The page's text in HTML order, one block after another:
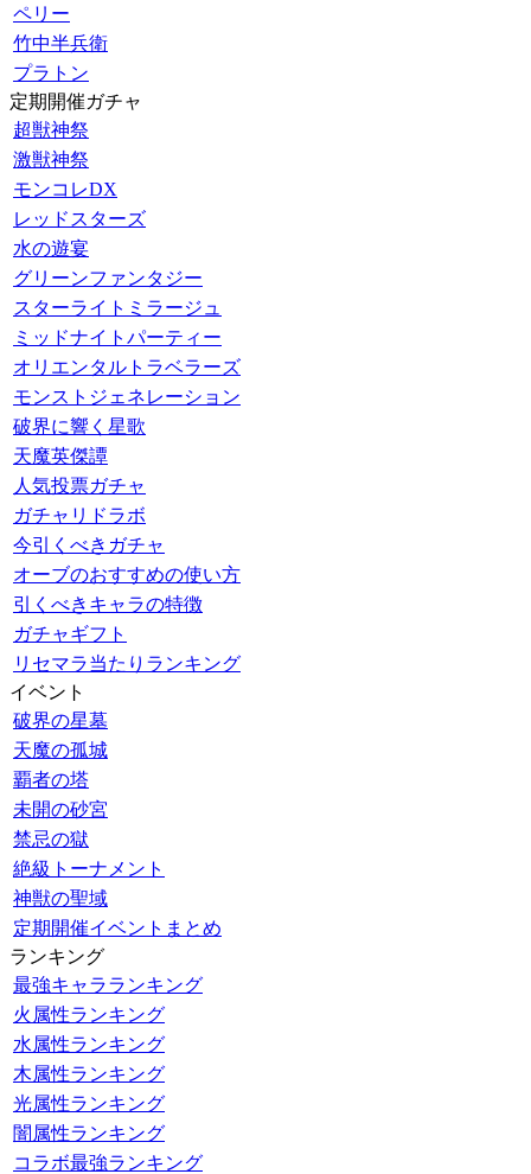
ペリー
竹中半兵衛
プラトン
定期開催ガチャ
超獣神祭
激獣神祭
モンコレDX
レッドスターズ
水の遊宴
グリーンファンタジー
スターライトミラージュ
ミッドナイトパーティー
オリエンタルトラベラーズ
モンストジェネレーション
破界に響く星歌
天魔英傑譚
人気投票ガチャ
ガチャリドラボ
今引くべきガチャ
オーブのおすすめの使い方
引くべきキャラの特徴
ガチャギフト
リセマラ当たりランキング
イベント
破界の星墓
天魔の孤城
覇者の塔
未開の砂宮
禁忌の獄
絶級トーナメント
神獣の聖域
定期開催イベントまとめ
ランキング
最強キャラランキング
火属性ランキング
水属性ランキング
木属性ランキング
光属性ランキング
闇属性ランキング
コラボ最強ランキング